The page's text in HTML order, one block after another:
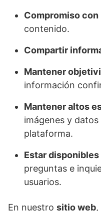
Compromiso
contenido.
Compartir
Mantener
información
Mantener altos
imágenes y
plataforma.
Estar
preguntas e
usuarios.
En nuestro sitio web,